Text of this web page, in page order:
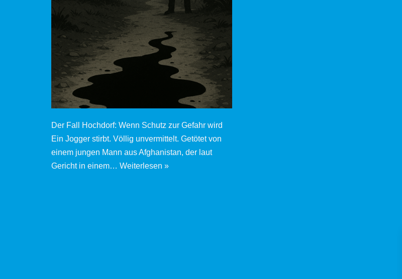
Der Fall Hochdorf: Wenn Schutz zur Gefahr wird
Ein Jogger stirbt. Völlig unvermittelt. Getötet von
einem jungen Mann aus Afghanistan, der laut
Gericht in einem… Weiterlesen »